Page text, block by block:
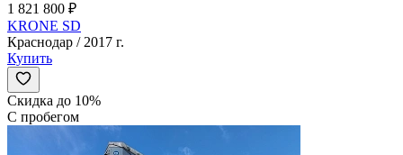
1 821 800 ₽
KRONE SD
Краснодар / 2017 г.
Купить
Скидка до 10%
С пробегом